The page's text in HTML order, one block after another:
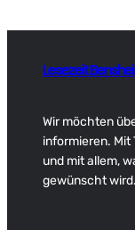
Lesezeit
Wir möchten
informieren. Mit
und mit allem,
gewünscht wird.